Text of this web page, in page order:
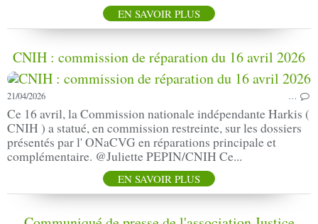
EN SAVOIR PLUS
CNIH : commission de réparation du 16 avril 2026
21/04/2026 …
Ce 16 avril, la Commission nationale indépendante Harkis (
CNIH ) a statué, en commission restreinte, sur les dossiers
présentés par l' ONaCVG en réparations principale et
complémentaire. @Juliette PEPIN/CNIH Ce...
EN SAVOIR PLUS